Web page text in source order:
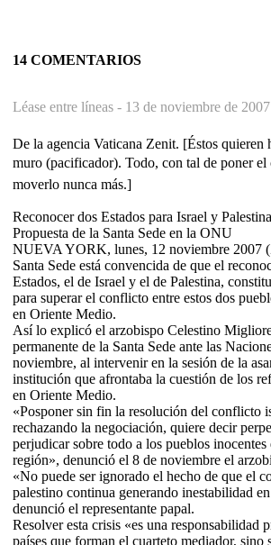
14 COMENTARIOS
Léase entre líneas - 13 de noviembre de
De la agencia Vaticana Zenit. [Éstos quieren
muro (pacificador). Todo, con tal de poner
moverlo nunca más.]
Reconocer dos Estados para Israel y
Propuesta de la Santa Sede en la ONU
NUEVA YORK, lunes, 12 noviembre 2007
Santa Sede está convencida de que el
Estados, el de Israel y el de Palestina,
para superar el conflicto entre estos dos
en Oriente Medio.
Así lo explicó el arzobispo Celestino
permanente de la Santa Sede ante las
noviembre, al intervenir en la sesión de la
institución que afrontaba la cuestión de los
en Oriente Medio.
«Posponer sin fin la resolución del conflicto
rechazando la negociación, quiere decir
perjudicar sobre todo a los pueblos
región», denunció el 8 de noviembre el
«No puede ser ignorado el hecho de que el
palestino continua generando inestabilidad
denunció el representante papal.
Resolver esta crisis «es una responsabilidad
países que forman el cuarteto mediador, sino